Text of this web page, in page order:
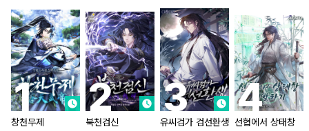
창천무제 북천검신 유씨검가 검선환생 선협에서 상태창